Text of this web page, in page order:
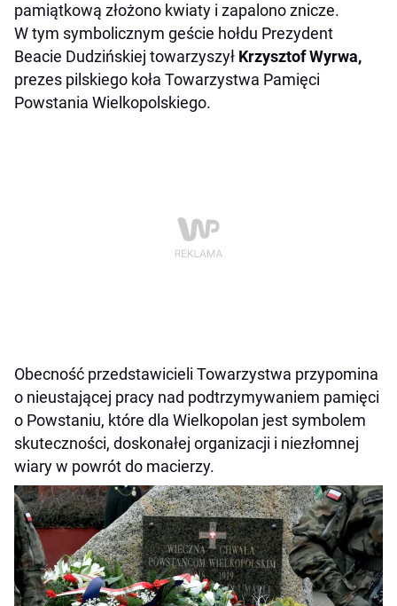
pamiątkową złożono kwiaty i zapalono znicze.
W tym symbolicznym geście hołdu Prezydent
Beacie Dudzińskiej towarzyszył Krzysztof Wyrwa,
prezes pilskiego koła Towarzystwa Pamięci
Powstania Wielkopolskiego.
Obecność przedstawicieli Towarzystwa przypomina
o nieustającej pracy nad podtrzymywaniem pamięci
o Powstaniu, które dla Wielkopolan jest symbolem
skuteczności, doskonałej organizacji i niezłomnej
wiary w powrót do macierzy.